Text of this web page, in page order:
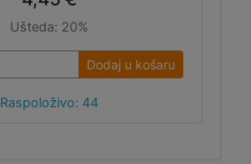
Ušteda: 20%
Dodaj u košaru
Raspoloživo: 44